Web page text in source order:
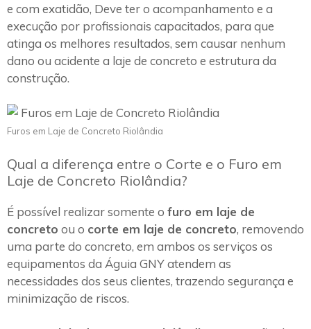
e com exatidão, Deve ter o acompanhamento e a
execução por profissionais capacitados, para que
atinga os melhores resultados, sem causar nenhum
dano ou acidente a laje de concreto e estrutura da
construção.
Furos em Laje de Concreto Riolândia
Qual a diferença entre o Corte e o Furo em
Laje de Concreto Riolândia?
É possível realizar somente o furo em laje de
concreto ou o corte em laje de concreto, removendo
uma parte do concreto, em ambos os serviços os
equipamentos da Águia GNY atendem as
necessidades dos seus clientes, trazendo segurança e
minimização de riscos.